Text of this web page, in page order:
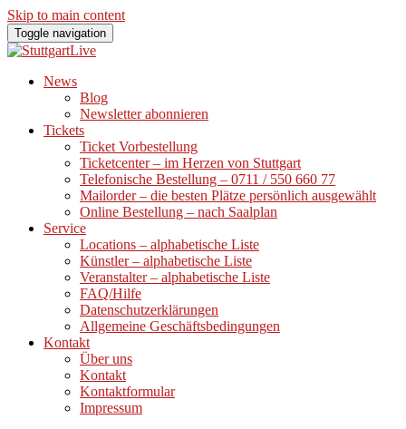
Skip to main content
Toggle navigation
News
Blog
Newsletter abonnieren
Tickets
Ticket Vorbestellung
Ticketcenter – im Herzen von Stuttgart
Telefonische Bestellung – 0711 / 550 660 77
Mailorder – die besten Plätze persönlich ausgewählt
Online Bestellung – nach Saalplan
Service
Locations – alphabetische Liste
Künstler – alphabetische Liste
Veranstalter – alphabetische Liste
FAQ/Hilfe
Datenschutzerklärungen
Allgemeine Geschäftsbedingungen
Kontakt
Über uns
Kontakt
Kontaktformular
Impressum